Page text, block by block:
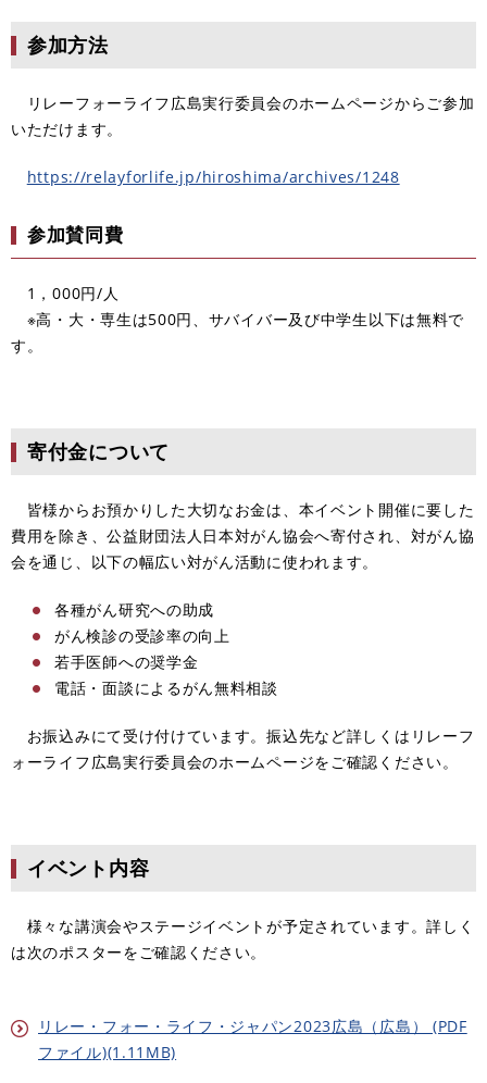
参加方法
リレーフォーライフ広島実行委員会のホームページからご参加
いただけます。
https://relayforlife.jp/hiroshima/archives/1248
参加賛同費
1，000円/人
※高・大・専生は500円、サバイバー及び中学生以下は無料で
す。
寄付金について
皆様からお預かりした大切なお金は、本イベント開催に要した
費用を除き、公益財団法人日本対がん協会へ寄付され、対がん協
会を通じ、以下の幅広い対がん活動に使われます。
各種がん研究への助成
がん検診の受診率の向上
若手医師への奨学金
電話・面談によるがん無料相談
お振込みにて受け付けています。振込先など詳しくはリレーフ
ォーライフ広島実行委員会のホームページをご確認ください。
イベント内容
様々な講演会やステージイベントが予定されています。詳しく
は次のポスターをご確認ください。
リレー・フォー・ライフ・ジャパン2023広島（広島） (PDF
ファイル)(1.11MB)